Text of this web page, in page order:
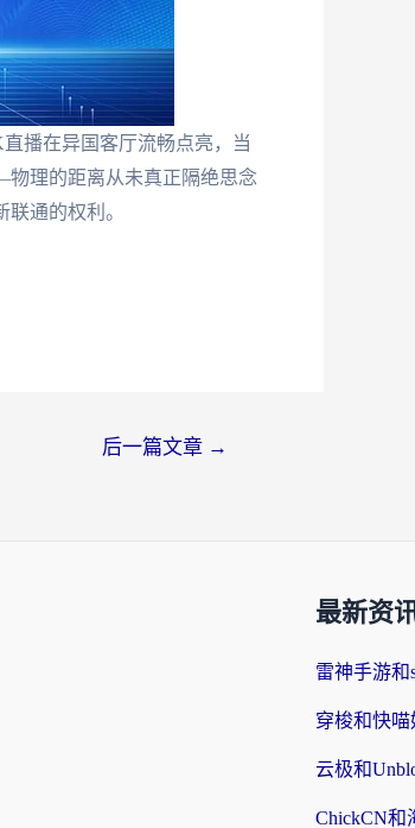
播在异国客厅流畅点亮，当
理的距离从未真正隔绝思念
通的权利。
后一篇文章 →
最新资